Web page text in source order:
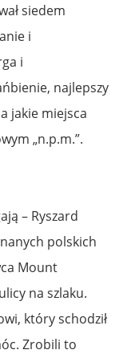
siedem
i
i
najlepszy
jakie miejsca
„n.p.m.”.
– Ryszard
polskich
Mount
na szlaku.
który schodził
Zrobili to